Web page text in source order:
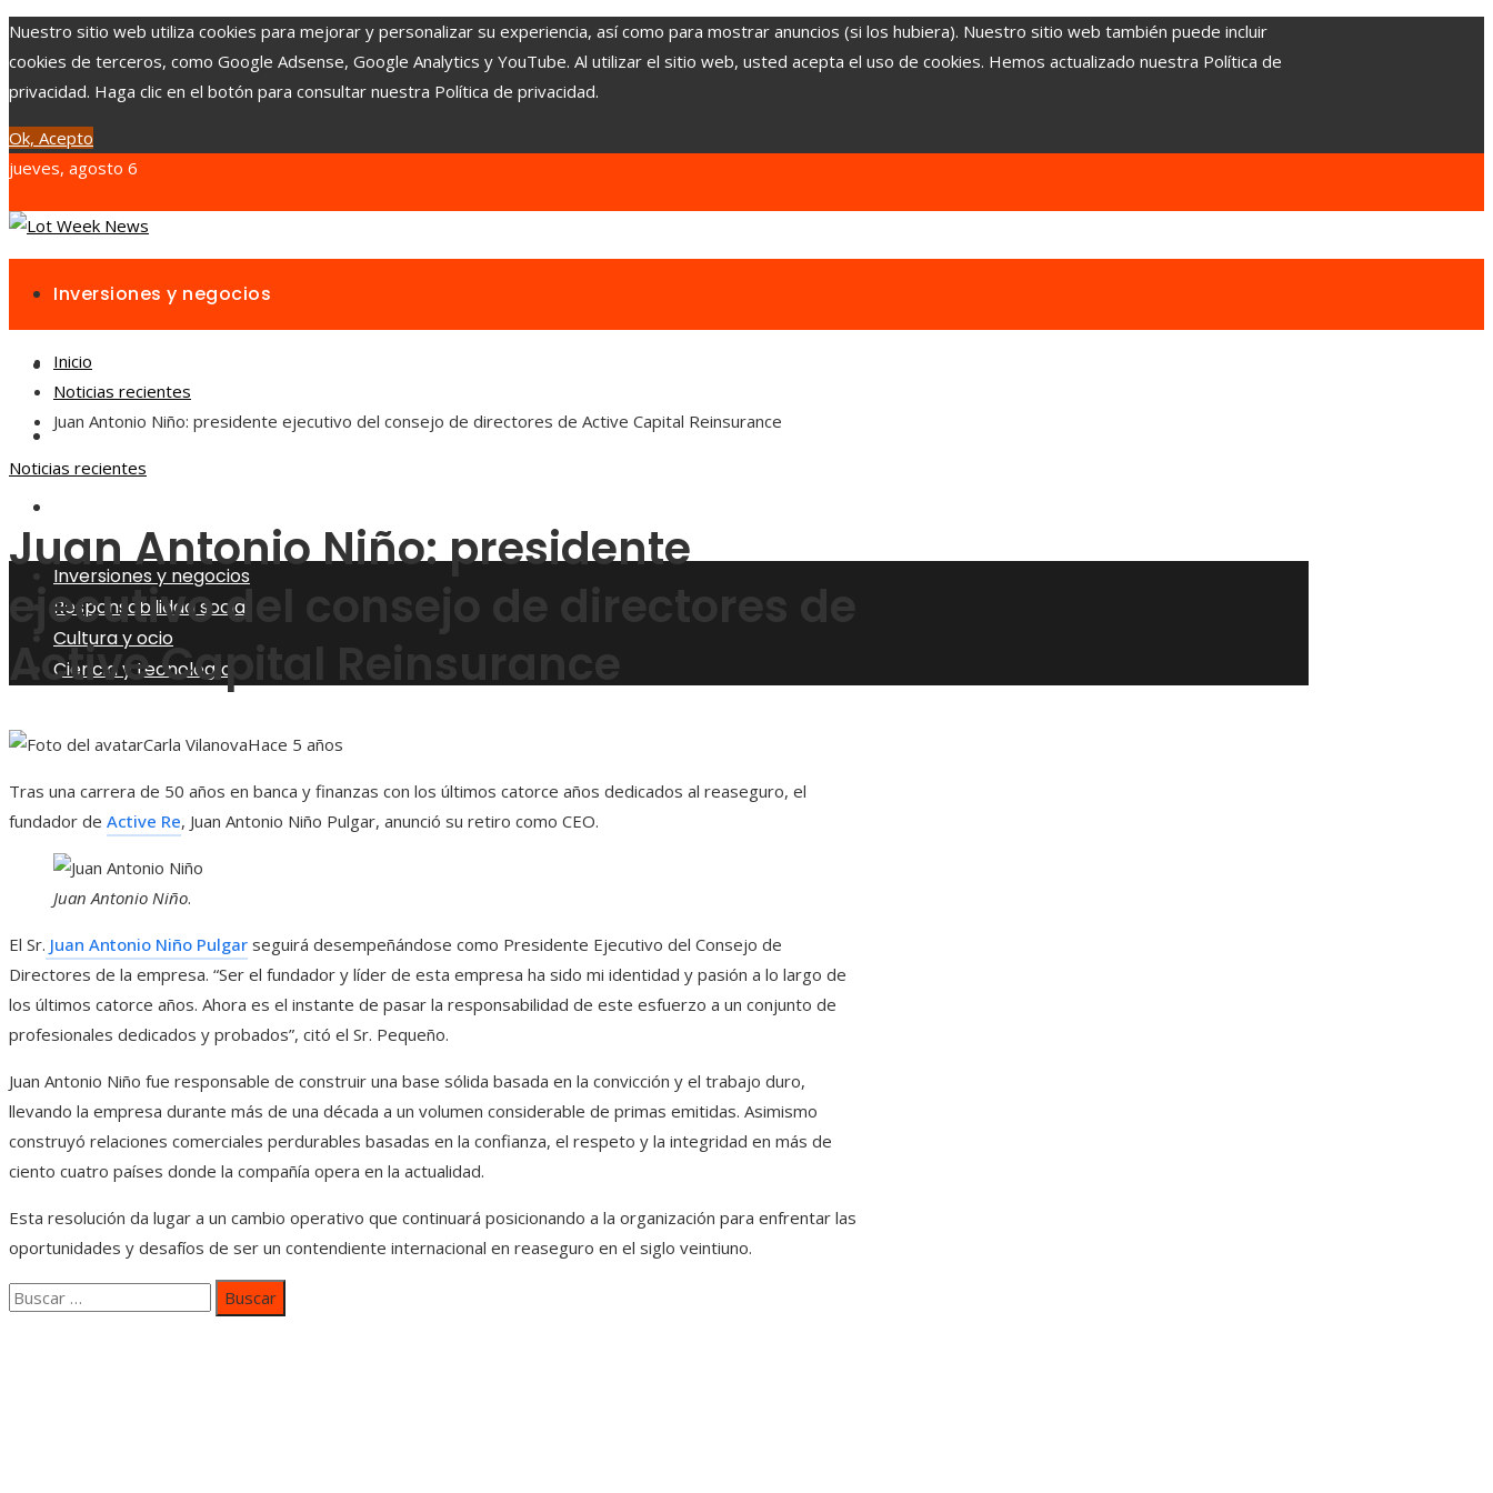
Nuestro sitio web utiliza cookies para mejorar y personalizar su experiencia, así como para mostrar anuncios (si los hubiera). Nuestro sitio web también puede incluir
cookies de terceros, como Google Adsense, Google Analytics y YouTube. Al utilizar el sitio web, usted acepta el uso de cookies. Hemos actualizado nuestra Política de
privacidad. Haga clic en el botón para consultar nuestra Política de privacidad.
Ok, Acepto
jueves, agosto 6
Inversiones y negocios
Responsabilidad social
Cultura y ocio
Inversiones y negocios
Responsabilidad social
Cultura y ocio
Ciencia y tecnología
Inicio
Noticias recientes
Juan Antonio Niño: presidente ejecutivo del consejo de directores de Active Capital Reinsurance
Noticias recientes
Juan Antonio Niño: presidente
ejecutivo del consejo de directores de
Active Capital Reinsurance
Carla VilanovaHace 5 años
Tras una carrera de 50 años en banca y finanzas con los últimos catorce años dedicados al reaseguro, el
fundador de Active Re, Juan Antonio Niño Pulgar, anunció su retiro como CEO.
Juan Antonio Niño.
El Sr. Juan Antonio Niño Pulgar seguirá desempeñándose como Presidente Ejecutivo del Consejo de
Directores de la empresa. “Ser el fundador y líder de esta empresa ha sido mi identidad y pasión a lo largo de
los últimos catorce años. Ahora es el instante de pasar la responsabilidad de este esfuerzo a un conjunto de
profesionales dedicados y probados”, citó el Sr. Pequeño.
Juan Antonio Niño fue responsable de construir una base sólida basada en la convicción y el trabajo duro,
llevando la empresa durante más de una década a un volumen considerable de primas emitidas. Asimismo
construyó relaciones comerciales perdurables basadas en la confianza, el respeto y la integridad en más de
ciento cuatro países donde la compañía opera en la actualidad.
Esta resolución da lugar a un cambio operativo que continuará posicionando a la organización para enfrentar las
oportunidades y desafíos de ser un contendiente internacional en reaseguro en el siglo veintiuno.
Buscar: